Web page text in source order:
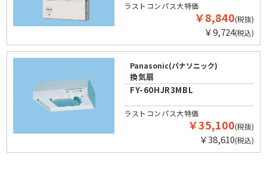
ラストコンパス大特価
￥8,840(税抜)
￥9,724(税込)
Panasonic(パナソニック)
換気扇
FY-60HJR3MBL
ラストコンパス大特価
￥35,100(税抜)
￥38,610(税込)